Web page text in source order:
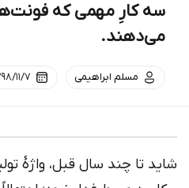
سه کارِ مهمی که فونت‌ها
می‌دهند.
مسلم ابراهیمی ۱۳۹۸/
شاید تا چند سال قبل، واژهٔ